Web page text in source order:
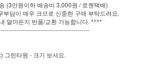
(3만원이하 배송비 3,000원 / 로젠택배)
부담이 매우 크므로 신중한 구매 부탁드려요.
얼마든지 반품/교환 가능합니다. *^^*
그린타원 - 크기 보셔요.